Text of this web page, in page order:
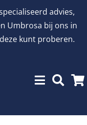
advies,
Umbrosa bij ons in
kunt proberen.